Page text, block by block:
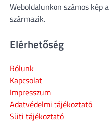
Weboldalunkon számos kép a
származik.
Elérhetőség
Rólunk
Kapcsolat
Impresszum
Adatvédelmi tájékoztató
Süti tájékoztató